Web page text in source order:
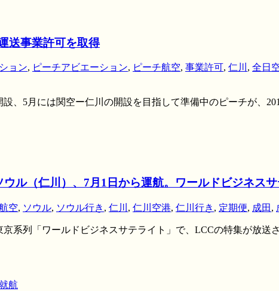
送事業許可を取得
ョン, ピーチアビエーション, ピーチ航空, 事業許可, 仁川 , 全日
、5月には関空ー仁川の開設を目指して準備中のピーチが、
ル（仁川）、7月1日から運航。ワールドビジネス
空, ソウル, ソウル行き , 仁川 , 仁川空港, 仁川行き , 定期便, 成田 ,
京系列「ワールドビジネスサテライト」で、LCCの特集が放
航